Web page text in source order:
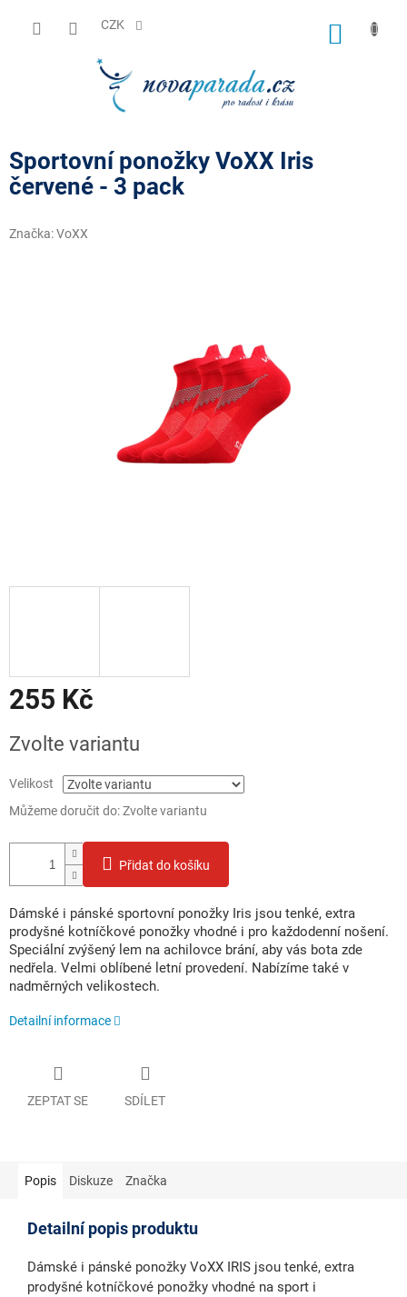
CZK
Sportovní ponožky VoXX Iris
červené - 3 pack
Značka:VoXX
255 Kč
cena:
Zvolte variantu
Velikost
Můžeme doručit do:Zvolte variantu
Přidat do košíku
Dámské i pánské sportovní ponožky Iris jsou tenké, extra
prodyšné kotníčkové ponožky vhodné i pro každodenní nošení.
Speciální zvýšený lem na achilovce brání, aby vás bota zde
nedřela. Velmi oblíbené letní provedení. Nabízíme také v
nadměrných velikostech.
Detailní informace
ZEPTAT SE SDÍLET
Popis Diskuze Značka
Detailní popis produktu
Dámské i pánské ponožky VoXX IRIS jsou tenké, extra
prodyšné kotníčkové ponožky vhodné na sport i